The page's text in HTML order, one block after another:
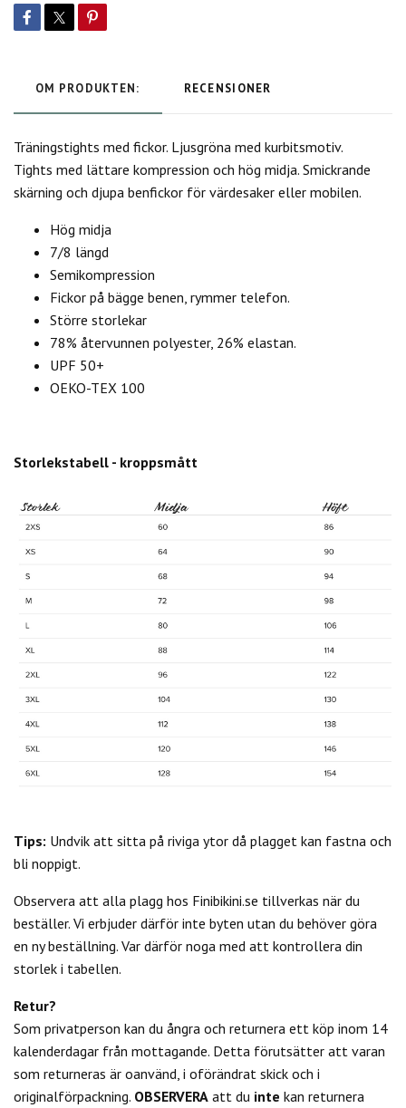
OM PRODUKTEN: RECENSIONER
Träningstights med fickor. Ljusgröna med kurbitsmotiv.
Tights med lättare kompression och hög midja. Smickrande
skärning och djupa benfickor för värdesaker eller mobilen.
Hög midja
7/8 längd
Semikompression
Fickor på bägge benen, rymmer telefon.
Större storlekar
78% återvunnen polyester, 26% elastan.
UPF 50+
OEKO-TEX 100
Storlekstabell - kroppsmått
Tips: Undvik att sitta på riviga ytor då plagget kan fastna och
bli noppigt.
Observera att alla plagg hos Finibikini.se tillverkas när du
beställer. Vi erbjuder därför inte byten utan du behöver göra
en ny beställning. Var därför noga med att kontrollera din
storlek i tabellen.
Retur?
Som privatperson kan du ångra och returnera ett köp inom 14
kalenderdagar från mottagande. Detta förutsätter att varan
som returneras är oanvänd, i oförändrat skick och i
originalförpackning. OBSERVERA att du inte kan returnera